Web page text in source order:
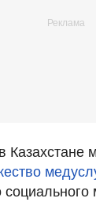
Казахстане
социального